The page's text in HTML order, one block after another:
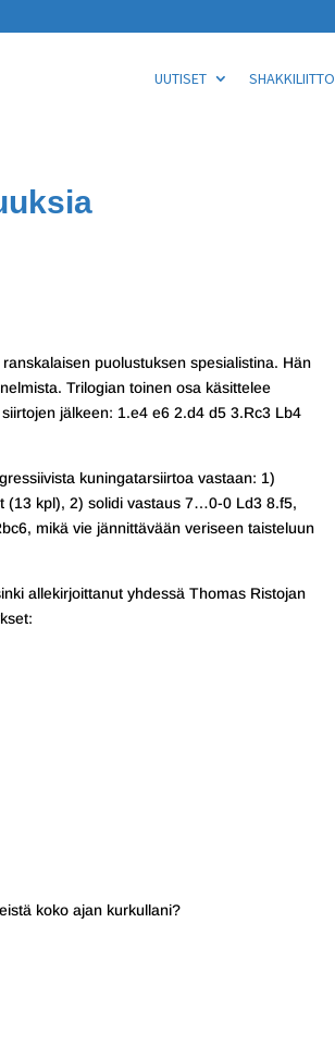
UUTISET SHAKKILIITTO
puolustuksen spesialistina. Hän
Trilogian toinen osa käsittelee
jälkeen: 1.e4 e6 2.d4 d5 3.Rc3 Lb4
kuningatarsiirtoa vastaan: 1)
(13 kpl), 2) solidi vastaus 7…0-0 Ld3 8.f5,
mikä vie jännittävään veriseen taisteluun
allekirjoittanut yhdessä Thomas Ristojan
koko ajan kurkullani?